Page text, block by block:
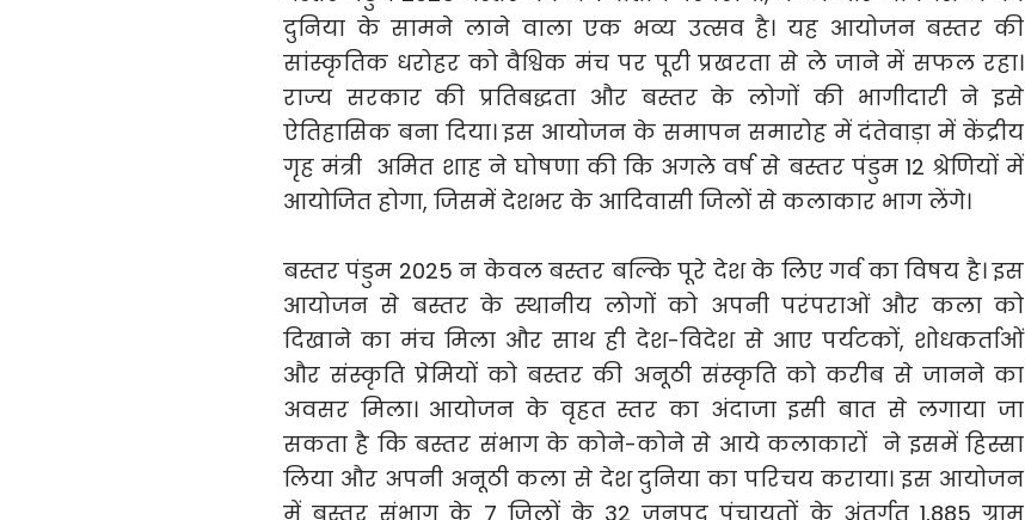
दुनिया के सामने लाने वाला एक भव्य उत्सव है। यह आयोजन बस्तर की
सांस्कृतिक धरोहर को वैश्विक मंच पर पूरी प्रखरता से ले जाने में सफल रहा।
राज्य सरकार की प्रतिबद्धता और बस्तर के लोगों की भागीदारी ने इसे
ऐतिहासिक बना दिया। इस आयोजन के समापन समारोह में दंतेवाड़ा में केंद्रीय
गृह मंत्री अमित शाह ने घोषणा की कि अगले वर्ष से बस्तर पंडुम 12 श्रेणियों में
आयोजित होगा, जिसमें देशभर के आदिवासी जिलों से कलाकार भाग लेंगे।
बस्तर पंडुम 2025 न केवल बस्तर बल्कि पूरे देश के लिए गर्व का विषय है। इस
आयोजन से बस्तर के स्थानीय लोगों को अपनी परंपराओं और कला को
दिखाने का मंच मिला और साथ ही देश-विदेश से आए पर्यटकों, शोधकर्ताओं
और संस्कृति प्रेमियों को बस्तर की अनूठी संस्कृति को करीब से जानने का
अवसर मिला। आयोजन के वृहत स्तर का अंदाजा इसी बात से लगाया जा
सकता है कि बस्तर संभाग के कोने-कोने से आये कलाकारों ने इसमें हिस्सा
लिया और अपनी अनूठी कला से देश दुनिया का परिचय कराया। इस आयोजन
में बस्तर संभाग के 7 जिलों के 32 जनपद पंचायतों के अंतर्गत 1,885 ग्राम